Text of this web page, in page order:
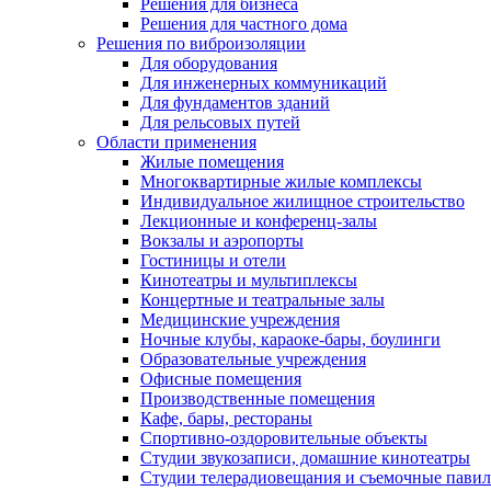
Решения для бизнеса
Решения для частного дома
Решения по виброизоляции
Для оборудования
Для инженерных коммуникаций
Для фундаментов зданий
Для рельсовых путей
Области применения
Жилые помещения
Многоквартирные жилые комплексы
Индивидуальное жилищное строительство
Лекционные и конференц-залы
Вокзалы и аэропорты
Гостиницы и отели
Кинотеатры и мультиплексы
Концертные и театральные залы
Медицинские учреждения
Ночные клубы, караоке-бары, боулинги
Образовательные учреждения
Офисные помещения
Производственные помещения
Кафе, бары, рестораны
Спортивно-оздоровительные объекты
Студии звукозаписи, домашние кинотеатры
Студии телерадиовещания и съемочные